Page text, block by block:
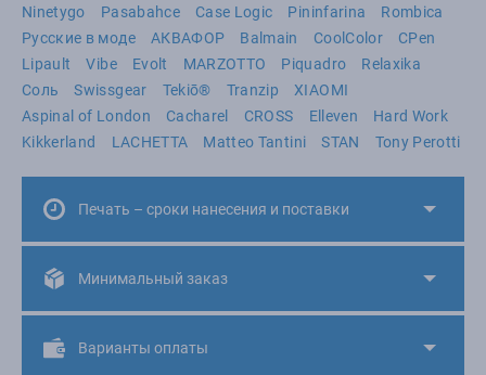
Ninetygo
Pasabahce Case Logic Pininfarina
Rombica
Русские в моде
АКВАФОР Balmain CoolColor
CPen
Lipault
Vibe Evolt MARZOTTO Piquadro
Relaxika
Соль
Swissgear Tekiō® Tranzip
XIAOMI
Aspinal of London
Cacharel CROSS Elleven
Hard Work
Kikkerland
LACHETTA Matteo Tantini STAN Tony Perotti
Печать – сроки нанесения и поставки
Минимальный заказ
Варианты оплаты